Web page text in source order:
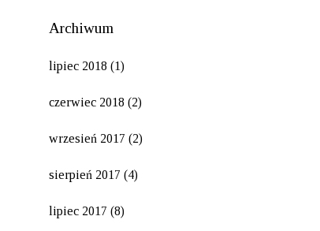
Archiwum
lipiec 2018 (1)
czerwiec 2018 (2)
wrzesień 2017 (2)
sierpień 2017 (4)
lipiec 2017 (8)